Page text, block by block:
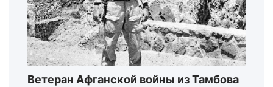
Ветеран Афганской войны из Тамбова